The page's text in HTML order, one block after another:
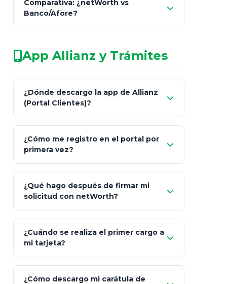
patrimonio con asesores informales en
redes sociales.
consultor técnico
legalmente facultado
Comparativa: ¿netWorth vs
Banco/Afore?
Característica netWorth (Certificado)
Fiscalidad Estrategia Art. 151 / 93
App Allianz y Trámites
¿Dónde descargo la app de Allianz
(Portal Clientes)?
Client"
App Store (iOS) Google Play
¿Cómo me registro en el portal por
primera vez?
Bienvenida
"¿Aún no tienes cuenta?
Regístrate"
¿Qué hago después de firmar mi
solicitud con netWorth?
¿Cuándo se realiza el primer cargo a
mi tarjeta?
¿Cómo descargo mi carátula de